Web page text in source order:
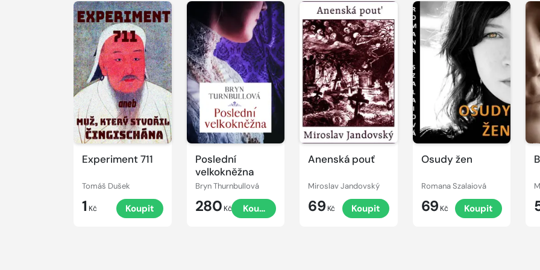
Experiment 711
Tomáš Dušek
1 Kč Koupit
Poslední
velkokněžna
Bryn Thurnbullová
280 Kč Koupit
Anenská pouť
Miroslav Jandovský
69 Kč Koupit
Osudy žen
Romana Szalaiová
69 Kč Koupit